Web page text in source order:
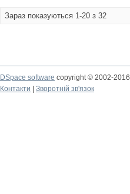
Зараз показуються 1-20 з 32
DSpace software copyright © 2002-2016
Контакти
Зворотній зв'язок